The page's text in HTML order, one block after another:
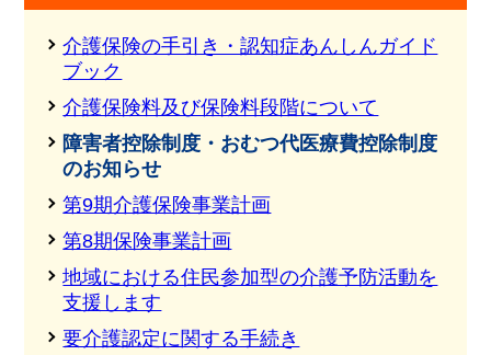
介護保険の手引き・認知症あんしんガイド
ブック
介護保険料及び保険料段階について
障害者控除制度・おむつ代医療費控除制度
のお知らせ
第9期介護保険事業計画
第8期保険事業計画
地域における住民参加型の介護予防活動を
支援します
要介護認定に関する手続き